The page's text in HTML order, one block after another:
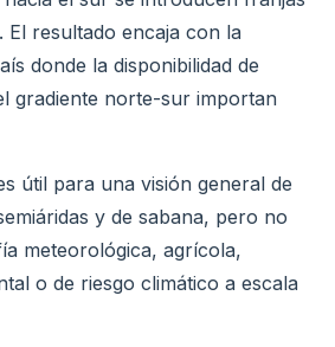
El resultado encaja con la
donde la disponibilidad de
gradiente norte-sur importan
útil para una visión general de
y de sabana, pero no
meteorológica, agrícola,
o de riesgo climático a escala